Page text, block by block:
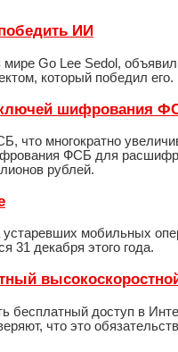
ИИ
Go Lee Sedol,
который победил его.
шифрования
что многократно
ФСБ для
рублей.
мобильных
31 декабря этого года.
бесплатный доступ в
что это